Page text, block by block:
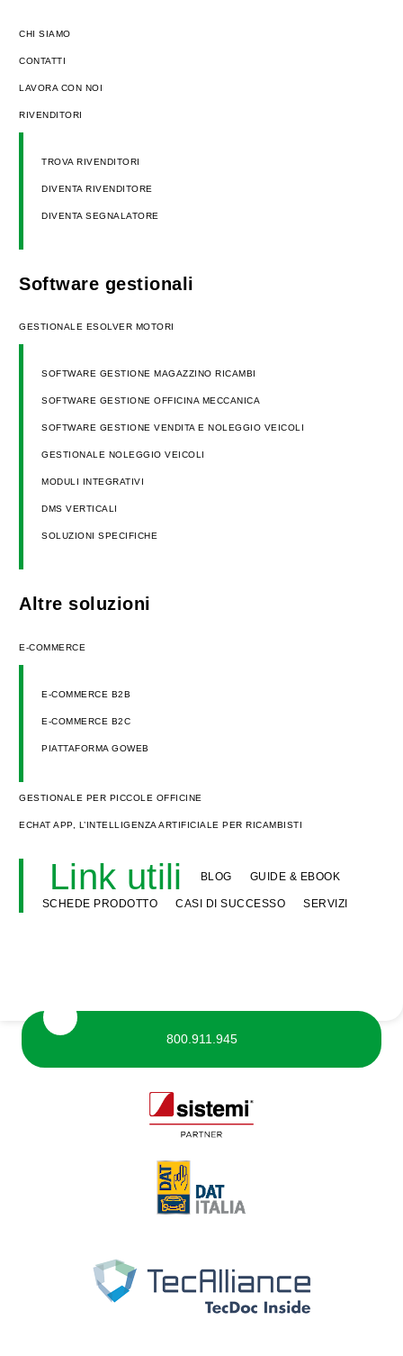
CHI SIAMO
CONTATTI
LAVORA CON NOI
RIVENDITORI
TROVA RIVENDITORI
DIVENTA RIVENDITORE
DIVENTA SEGNALATORE
Software gestionali
GESTIONALE ESOLVER MOTORI
SOFTWARE GESTIONE MAGAZZINO RICAMBI
SOFTWARE GESTIONE OFFICINA MECCANICA
SOFTWARE GESTIONE VENDITA E NOLEGGIO VEICOLI
GESTIONALE NOLEGGIO VEICOLI
MODULI INTEGRATIVI
DMS VERTICALI
SOLUZIONI SPECIFICHE
Altre soluzioni
E-COMMERCE
E-COMMERCE B2B
E-COMMERCE B2C
PIATTAFORMA GOWEB
GESTIONALE PER PICCOLE OFFICINE
ECHAT APP, L’INTELLIGENZA ARTIFICIALE PER RICAMBISTI
Link utili BLOG GUIDE & EBOOK
SCHEDE PRODOTTO CASI DI SUCCESSO SERVIZI
800.911.945